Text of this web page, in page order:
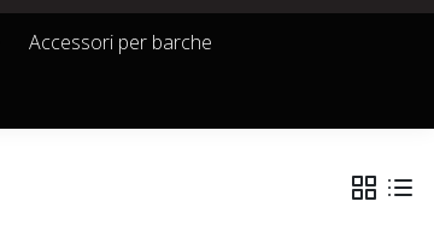
Accessori per barche